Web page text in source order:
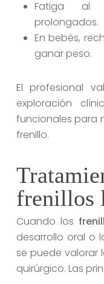
Fatiga al
prolongados.
En bebés,
ganar peso.
El profesional
exploración
funcionales para
frenillo.
frenillos
Cuando los
desarrollo oral o
se puede valorar
quirúrgico. Las